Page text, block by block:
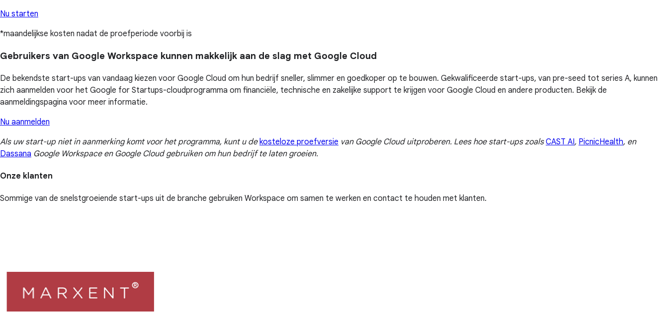
Nu starten
*maandelijkse kosten nadat de proefperiode voorbij is
Gebruikers van Google Workspace kunnen makkelijk aan de slag met Google Cloud
De bekendste start-ups van vandaag kiezen voor Google Cloud om hun bedrijf sneller, slimmer en goedkoper op te bouwen. Gekwalificeerde start-ups, van pre-seed tot series A, kunnen
zich aanmelden voor het Google for Startups-cloudprogramma om financiële, technische en zakelijke support te krijgen voor Google Cloud en andere producten. Bekijk de
aanmeldingspagina voor meer informatie.
Nu aanmelden
Als uw start-up niet in aanmerking komt voor het programma, kunt u de kosteloze proefversie van Google Cloud uitproberen. Lees hoe start-ups zoalsCAST AI, PicnicHealth, en
Dassana Google Workspace en Google Cloud gebruiken om hun bedrijf te laten groeien.
Onze klanten
Sommige van de snelstgroeiende start-ups uit de branche gebruiken Workspace om samen te werken en contact te houden met klanten.